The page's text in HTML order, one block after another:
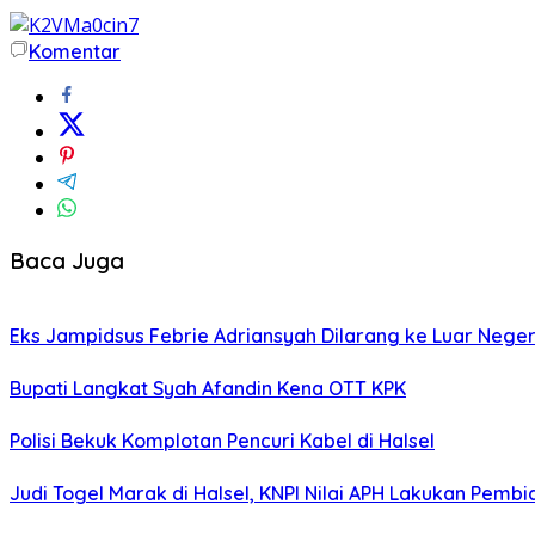
Komentar
Baca Juga
Eks Jampidsus Febrie Adriansyah Dilarang ke Luar
Bupati Langkat Syah Afandin Kena OTT KPK
Polisi Bekuk Komplotan Pencuri Kabel di Halsel
Judi Togel Marak di Halsel, KNPI Nilai APH Lakukan